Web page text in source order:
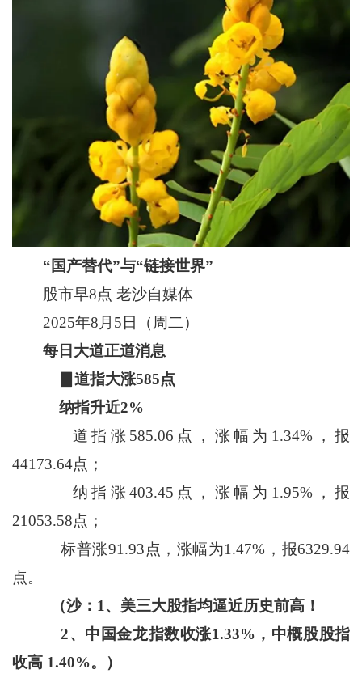
“国产替代”与“链接世界”
股市早8点 老沙自媒体
2025年8月5日（周二）
每日大道正道消息
▊道指大涨585点
纳指升近2%
道指涨585.06点，涨幅为1.34%，报
44173.64点；
纳指涨403.45点，涨幅为1.95%，报
21053.58点；
标普涨91.93点，涨幅为1.47%，报6329.94
点。
（沙：1、美三大股指均逼近历史前高！
2、中国金龙指数收涨1.33%，中概股股指
收高 1.40%。）